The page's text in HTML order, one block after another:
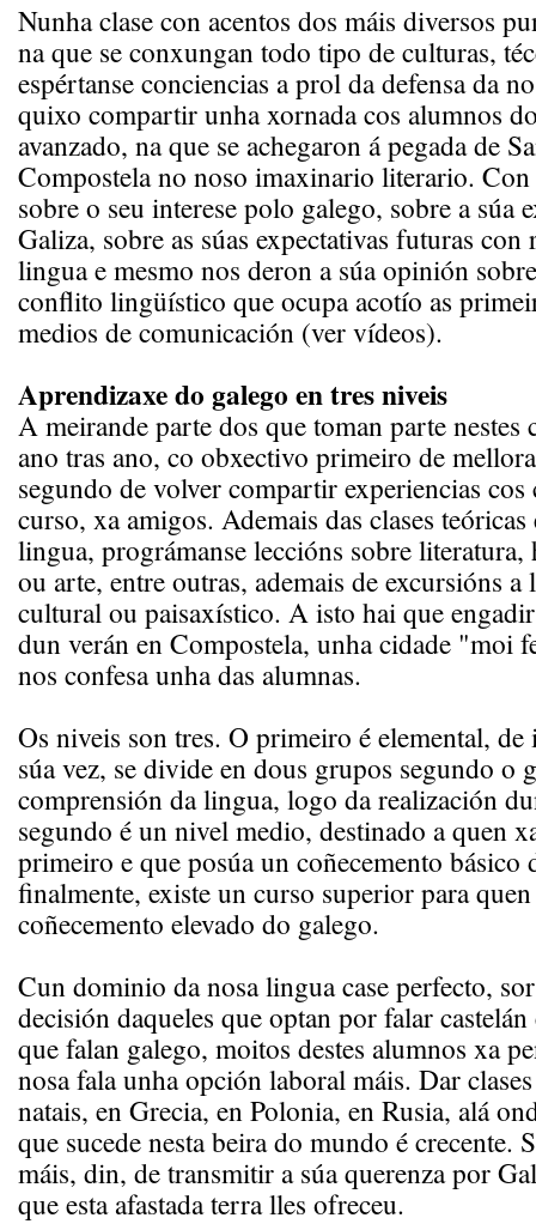
Nunha clase con acentos dos máis diversos
na que se conxungan todo tipo de culturas,
espértanse conciencias a prol da defensa da
quixo compartir unha xornada cos alumnos
avanzado, na que se achegaron á pegada de
Compostela no noso imaxinario literario. Con
sobre o seu interese polo galego, sobre a súa
Galiza, sobre as súas expectativas futuras con
lingua e mesmo nos deron a súa opinión
conflito lingüístico que ocupa acotío as
medios de comunicación (ver vídeos).
Aprendizaxe do galego en tres niveis
A meirande parte dos que toman parte nestes
ano tras ano, co obxectivo primeiro de
segundo de volver compartir experiencias cos
curso, xa amigos. Ademais das clases teóricas
lingua, prográmanse leccións sobre
ou arte, entre outras, ademais de excursións a
cultural ou paisaxístico. A isto hai que
dun verán en Compostela, unha cidade "moi
nos confesa unha das alumnas.
Os niveis son tres. O primeiro é elemental,
súa vez, se divide en dous grupos segundo o
comprensión da lingua, logo da realización
segundo é un nivel medio, destinado a quen
primeiro e que posúa un coñecemento básico
finalmente, existe un curso superior para
coñecemento elevado do galego.
Cun dominio da nosa lingua case perfecto,
decisión daqueles que optan por falar castelán
que falan galego, moitos destes alumnos xa
nosa fala unha opción laboral máis. Dar
natais, en Grecia, en Polonia, en Rusia, alá
que sucede nesta beira do mundo é crecente.
máis, din, de transmitir a súa querenza por
que esta afastada terra lles ofreceu.